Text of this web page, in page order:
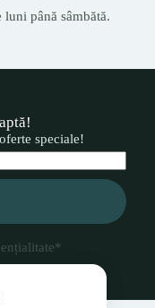
până sâmbătă.
speciale!
*